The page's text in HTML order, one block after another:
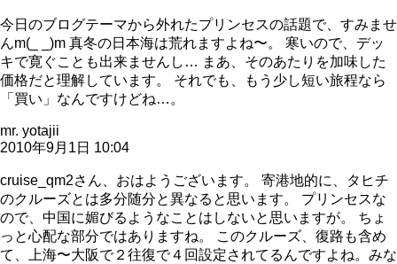
今日のブログテーマから外れたプリンセスの話題で、すみませ
んm(_ _)m 真冬の日本海は荒れますよね〜。 寒いので、デッ
キで寛ぐことも出来ませんし… まあ、そのあたりを加味した
価格だと理解しています。 それでも、もう少し短い旅程なら
「買い」なんですけどね…。
mr. yotajii
2010年9月1日 10:04
cruise_qm2さん、おはようございます。 寄港地的に、タヒチ
のクルーズとは多分随分と異なると思います。 プリンセスな
ので、中国に媚びるようなことはしないと思いますが。 ちょ
っと心配な部分ではありますね。 このクルーズ、復路も含め
て、上海〜大阪で２往復で４回設定されてるんですよね。みな